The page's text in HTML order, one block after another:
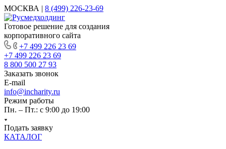
МОСКВА | 8 (499) 226-23-69
Готовое решение для создания
корпоративного сайта
+7 499 226 23 69
+7 499 226 23 69
8 800 500 27 93
Заказать звонок
E-mail
info@incharity.ru
Режим работы
Пн. – Пт.: с 9:00 до 19:00
Подать заявку
КАТАЛОГ